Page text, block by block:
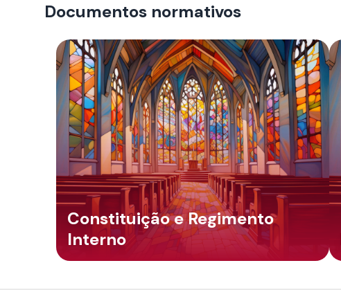
Documentos normativos
Constituição e Regimento
Interno